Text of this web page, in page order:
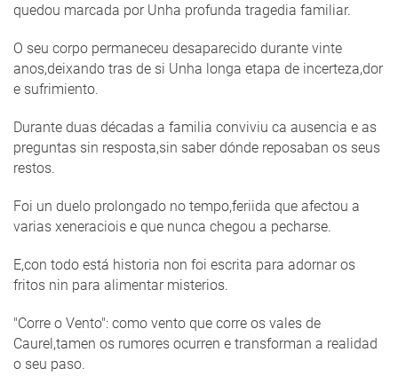
quedou marcada por Unha profunda tragedia familiar.
O seu corpo permaneceu desaparecido durante vinte
anos,deixando tras de si Unha longa etapa de incerteza,dor
e sufrimiento.
Durante duas décadas a familia conviviu ca ausencia e as
preguntas sin resposta,sin saber dónde reposaban os seus
restos.
Foi un duelo prolongado no tempo,feriida que afectou a
varias xeneraciois e que nunca chegou a pecharse.
E,con todo está historia non foi escrita para adornar os
fritos nin para alimentar misterios.
"Corre o Vento": como vento que corre os vales de
Caurel,tamen os rumores ocurren e transforman a realidad
o seu paso.